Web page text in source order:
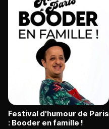
Festival d'humour de Paris
: Booder en famille !